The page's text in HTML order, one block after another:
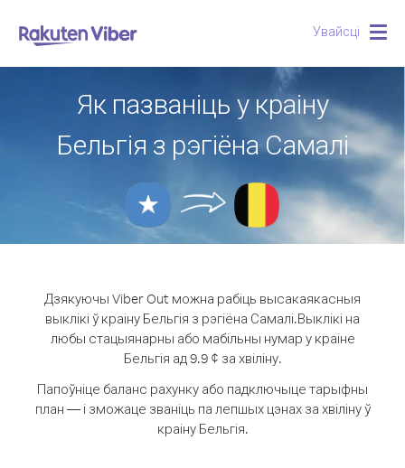
Увайсці
Як пазваніць у краіну
Бельгія з рэгіёна Самалі
Дзякуючы Viber Out можна рабіць высакаякасныя
выклікі ў краіну Бельгія з рэгіёна Самалі.Выклікі на
любы стацыянарны або мабільны нумар у краіне
Бельгія ад 9.9 ¢ за хвіліну.
Папоўніце баланс рахунку або падключыце тарыфны
план — і зможаце званіць па лепшых цэнах за хвіліну ў
краіну Бельгія.